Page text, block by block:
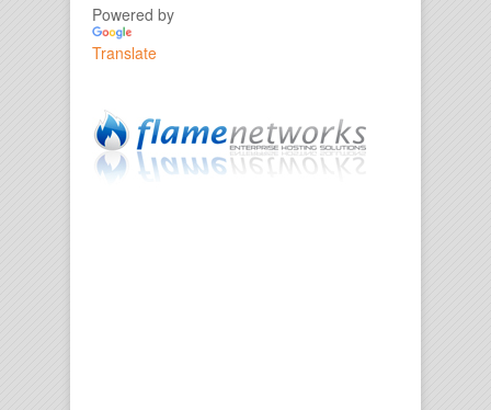
Powered by
Translate